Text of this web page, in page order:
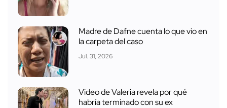
Madre de Dafne cuenta lo que vio en
la carpeta del caso
Jul. 31, 2026
Video de Valeria revela por qué
habría terminado con su ex